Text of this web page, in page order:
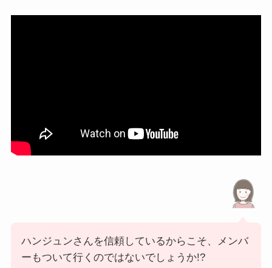
ハンジュンさんを信頼しているからこそ、メンバ
ーもついて行くのではないでしょうか!?